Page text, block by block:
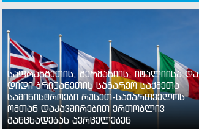
საფრანგეთის, გერმანიის, იტალიისა და
დიდი ბრიტანეთის საგარეო საქმეთა
სამინისტროები რუსეთ-საქართველოს
ომთან დაკავშირებით ერთობლივ
განცხადებას ავრცელებენ